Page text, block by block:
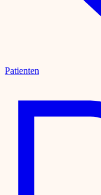
Patienten